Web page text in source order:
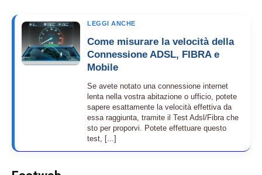
LEGGI ANCHE
Come misurare la velocità della
Connessione ADSL, FIBRA e
Mobile
Se avete notato una connessione internet
lenta nella vostra abitazione o ufficio, potete
sapere esattamente la velocità effettiva da
essa raggiunta, tramite il Test Adsl/Fibra che
sto per proporvi. Potete effettuare questo
test, [...]